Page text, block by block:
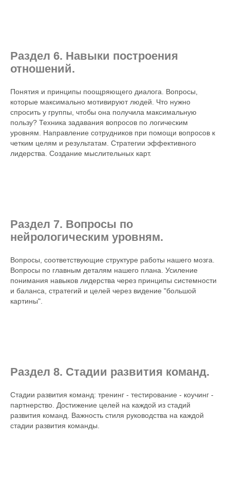
Раздел 6. Навыки построения
отношений.
Понятия и принципы поощряющего диалога. Вопросы,
которые максимально мотивируют людей. Что нужно
спросить у группы, чтобы она получила максимальную
пользу? Техника задавания вопросов по логическим
уровням. Направление сотрудников при помощи вопросов к
четким целям и результатам. Стратегии эффективного
лидерства. Создание мыслительных карт.
Раздел 7. Вопросы по
нейрологическим уровням.
Вопросы, соответствующие структуре работы нашего мозга.
Вопросы по главным деталям нашего плана. Усиление
понимания навыков лидерства через принципы системности
и баланса, стратегий и целей через видение "большой
картины".
Раздел 8. Стадии развития команд.
Стадии развития команд: тренинг - тестирование - коучинг -
партнерство. Достижение целей на каждой из стадий
развития команд. Важность стиля руководства на каждой
стадии развития команды.